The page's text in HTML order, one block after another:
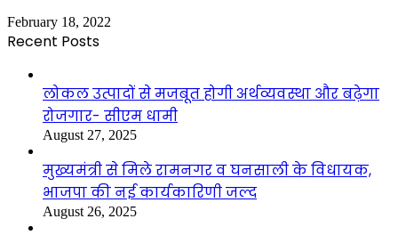
February 18, 2022
Recent Posts
लोकल उत्पादों से मजबूत होगी अर्थव्यवस्था और बढ़ेगा
रोजगार- सीएम धामी
August 27, 2025
मुख्यमंत्री से मिले रामनगर व घनसाली के विधायक,
भाजपा की नई कार्यकारिणी जल्द
August 26, 2025